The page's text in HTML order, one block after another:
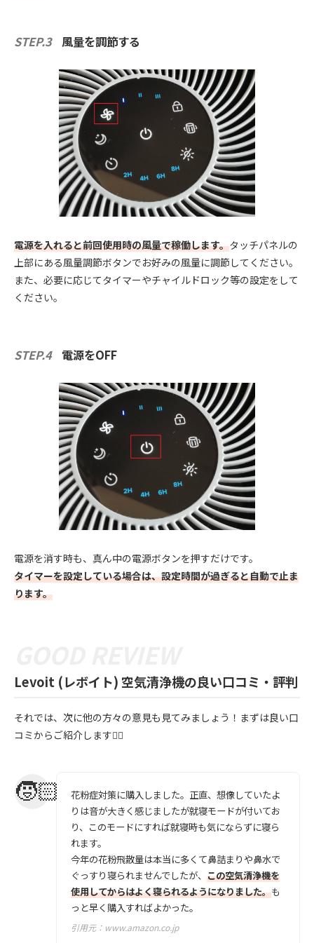
STEP.3 風量を調節する
電源を入れると前回使用時の風量で稼働します。タッチパネルの
上部にある風量調節ボタンでお好みの風量に調節してください。
また、必要に応じてタイマーやチャイルドロック等の設定をして
ください。
STEP.4 電源をOFF
電源を消す時も、真ん中の電源ボタンを押すだけです。
タイマーを設定している場合は、設定時間が過ぎると自動で止ま
ります。
Levoit (レボイト) 空気清浄機の良い口コミ・評判
それでは、次に他の方々の意見も見てみましょう！まずは良い口
コミからご紹介します💁‍♀️
花粉症対策に購入しました。正直、想像していたよ
りは音が大きく感じましたが就寝モードが付いてお
り、このモードにすれば就寝時も気にならずに寝ら
れます。
今年の花粉飛散量は本当に多くて鼻詰まりや鼻水で
ぐっすり寝られませんでしたが、 この空気清浄機を
使用してからはよく寝られるようになりました。も
っと早く購入すればよかった。
引用元： www.amazon.co.jp